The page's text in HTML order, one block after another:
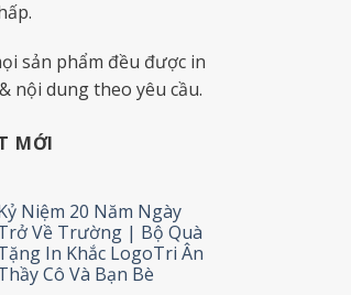
sản phẩm đều được in
nội dung theo yêu cầu.
MỚI
Niệm 20 Năm Ngày
Về Trường | Bộ Quà
In Khắc LogoTri Ân
Cô Và Bạn Bè